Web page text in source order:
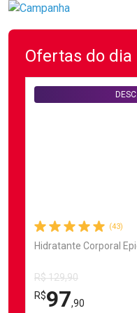
Ofertas do dia
(43)
Hidratante Corporal
R$ 129,90
R$97,90